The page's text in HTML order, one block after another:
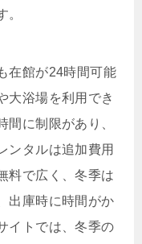
。
在館が24時間可能
大浴場を利用でき
間に制限があり、
ンタルは追加費用
料で広く、冬季は
出庫時に時間がか
イトでは、冬季の